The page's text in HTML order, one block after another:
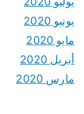
يونيو 2020
مايو 2020
أبريل 2020
مارس 2020